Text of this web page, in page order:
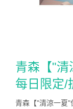
青森【"清
每日限定/
青森【"清涼一夏"